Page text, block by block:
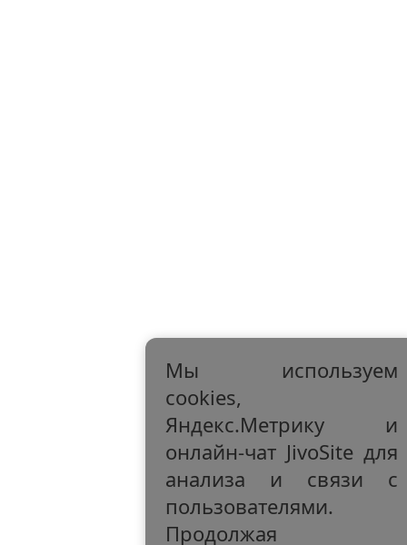
Мы используем
cookies,
Яндекс.Метрику и
онлайн-чат JivoSite для
анализа и связи с
пользователями.
Продолжая